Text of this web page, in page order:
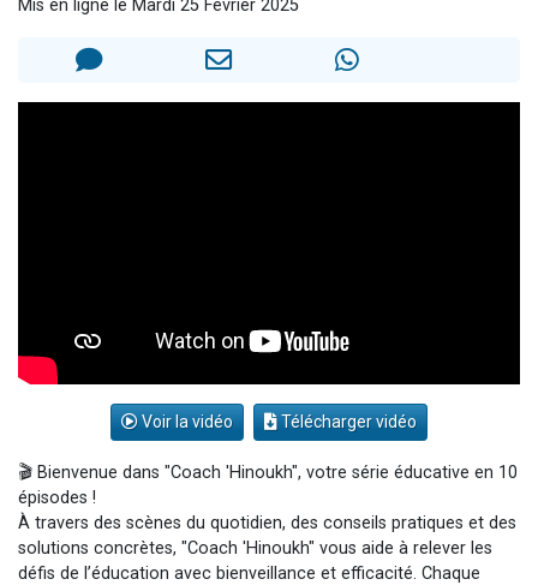
30 personnes viennent de faire un don pour Sauvez la jambe de Yohan
Mis en ligne le Mardi 25 Février 2025
Voir la vidéo Télécharger vidéo
🎬 Bienvenue dans "Coach 'Hinoukh", votre série éducative en 10
épisodes !
À travers des scènes du quotidien, des conseils pratiques et des
solutions concrètes, "Coach 'Hinoukh" vous aide à relever les
défis de l’éducation avec bienveillance et efficacité. Chaque